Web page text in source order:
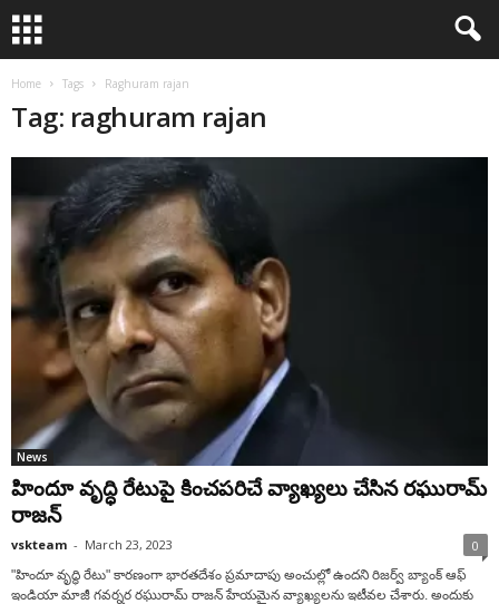
Home Tags Raghuram rajan
Tag: raghuram rajan
News
హిందూ వృద్ధి రేటుపై కించపరిచే వ్యాఖ్యలు చేసిన రఘురామ్
రాజన్
vskteam - March 23, 2023 0
"హిందూ వృద్ధి రేటు" కారణంగా భారతదేశం ప్రమాదాపు అంచుల్లో ఉందని రిజర్వ్ బ్యాంక్ ఆఫ్
ఇండియా మాజీ గవర్నర రఘురామ్ రాజన్ హేయమైన వ్యాఖ్యలను ఇటీవల చేశారు. అందుకు